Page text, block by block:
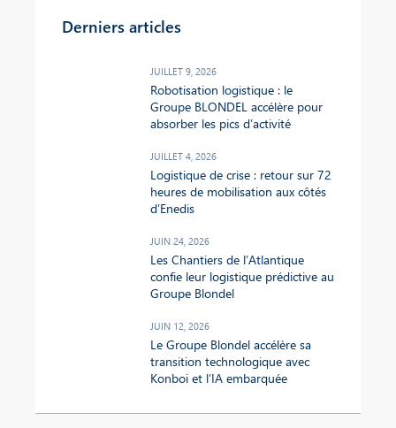
Derniers articles
Robotisation logistique : le
Groupe BLONDEL accélère pour
absorber les pics d’activité
JUILLET 9, 2026
Logistique de crise : retour sur 72
heures de mobilisation aux côtés
d’Enedis
JUILLET 4, 2026
Les Chantiers de l’Atlantique
confie leur logistique prédictive au
Groupe Blondel
JUIN 24, 2026
Le Groupe Blondel accélère sa
transition technologique avec
Konboi et l’IA embarquée
JUIN 12, 2026